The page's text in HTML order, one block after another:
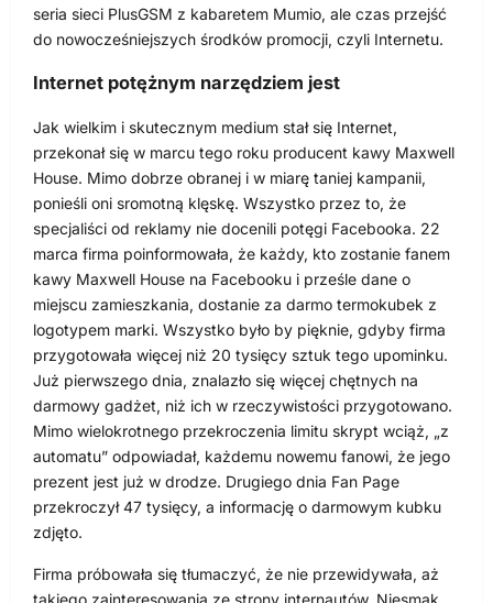
seria sieci PlusGSM z kabaretem Mumio, ale czas przejść
do nowocześniejszych środków promocji, czyli Internetu.
Internet potężnym narzędziem jest
Jak wielkim i skutecznym medium stał się Internet,
przekonał się w marcu tego roku producent kawy Maxwell
House. Mimo dobrze obranej i w miarę taniej kampanii,
ponieśli oni sromotną klęskę. Wszystko przez to, że
specjaliści od reklamy nie docenili potęgi Facebooka. 22
marca firma poinformowała, że każdy, kto zostanie fanem
kawy Maxwell House na Facebooku i prześle dane o
miejscu zamieszkania, dostanie za darmo termokubek z
logotypem marki. Wszystko było by pięknie, gdyby firma
przygotowała więcej niż 20 tysięcy sztuk tego upominku.
Już pierwszego dnia, znalazło się więcej chętnych na
darmowy gadżet, niż ich w rzeczywistości przygotowano.
Mimo wielokrotnego przekroczenia limitu skrypt wciąż, „z
automatu” odpowiadał, każdemu nowemu fanowi, że jego
prezent jest już w drodze. Drugiego dnia Fan Page
przekroczył 47 tysięcy, a informację o darmowym kubku
zdjęto.
Firma próbowała się tłumaczyć, że nie przewidywała, aż
takiego zainteresowania ze strony internautów. Niesmak